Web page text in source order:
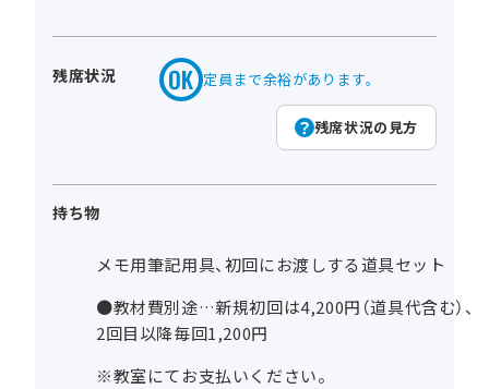
残席状況 定員まで余裕があります。
残席状況の見方
持ち物
メモ用筆記用具、初回にお渡しする道具セット
●教材費別途…新規初回は4,200円（道具代含む）、
2回目以降毎回1,200円
※教室にてお支払いください。